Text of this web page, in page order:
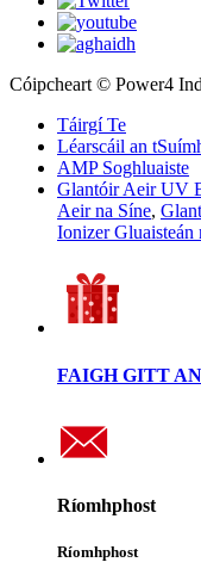
Cóipcheart © Power4
Táirgí Te
Léarscáil an
AMP Soghluaiste
Glantóir Aeir UV
Aeir na Síne,
Ionizer Gluaisteán
FAIGH GITT
Ríomhphost
Ríomhphost